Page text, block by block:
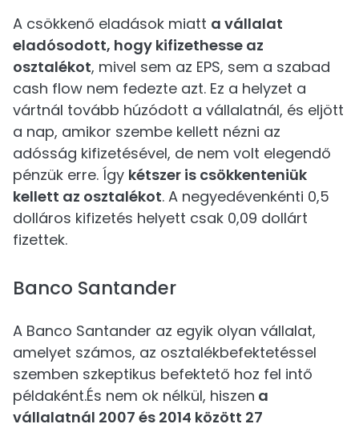
A csökkenő eladások miatt a vállalat
eladósodott, hogy kifizethesse az
osztalékot, mivel sem az EPS, sem a szabad
cash flow nem fedezte azt. Ez a helyzet a
vártnál tovább húzódott a vállalatnál, és eljött
a nap, amikor szembe kellett nézni az
adósság kifizetésével, de nem volt elegendő
pénzük erre. Így kétszer is csökkenteniük
kellett az osztalékot. A negyedévenkénti 0,5
dolláros kifizetés helyett csak 0,09 dollárt
fizettek.
Banco Santander
A Banco Santander az egyik olyan vállalat,
amelyet számos, az osztalékbefektetéssel
szemben szkeptikus befektető hoz fel intő
példaként.És nem ok nélkül, hiszen a
vállalatnál 2007 és 2014 között 27